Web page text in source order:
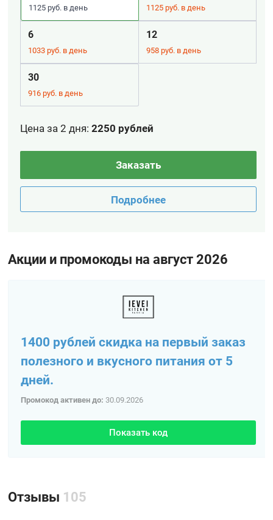
1125 руб. в день 1125 руб. в день
6
1033 руб. в день
12
958 руб. в день
30
916 руб. в день
Цена за 2 дня:2250 рублей
Заказать
Подробнее
Акции и промокоды на август 2026
1400 рублей скидка на первый заказ
полезного и вкусного питания от 5
дней.
Промокод активен до: 30.09.2026
Показать код
Отзывы 105